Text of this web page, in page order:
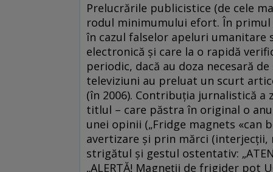
Prelucrările publicistice (de cele
rodul minimumului efort. În
în cazul falselor apeluri
electronică şi care la o rapidă
periodic, dacă au doza necesară
televiziuni au preluat un scurt
(în 2006). Contribuţia jurnalistică
titlul – care păstra în original o
unei opinii („Fridge magnets «can
avertizare şi prin mărci (interjecţii,
strigătul şi gestul ostentativ:
„ALERTĂ! Magneţii de frigider pot